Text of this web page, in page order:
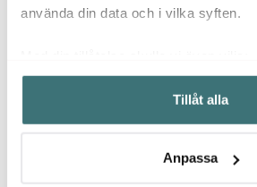
använda din data och i vilka syften.
Samla in information om din
kan ha en noggrannhet på upp till
Identifiera din enhet genom att
Ta reda på mer om hur dina
Tillåt alla
Anpassa
Låt dig inspireras av